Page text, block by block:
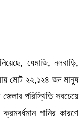
ধেমাজি, নলবাড়ি,
মোট ২২,১২৪ জন মানুষ
পরিস্থিতি সবচেয়ে
পানির কারণে